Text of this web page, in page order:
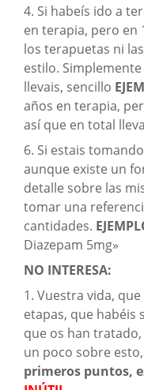
4. Si habeís ido a
en terapia, pero en
los terapuetas ni
estilo.
llevais, sencillo
años en terapia,
así que en total
6. Si estais
aunque existe un
detalle sobre las
tomar una
cantidades.
Diazepam 5mg»
NO INTERESA:
1. Vuestra vida,
etapas, que habéis
que os han
un poco sobre esto,
primeros puntos,